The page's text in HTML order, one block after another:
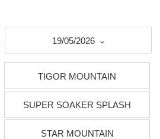
19/05/2026
TIGOR MOUNTAIN
SUPER SOAKER SPLASH
STAR MOUNTAIN